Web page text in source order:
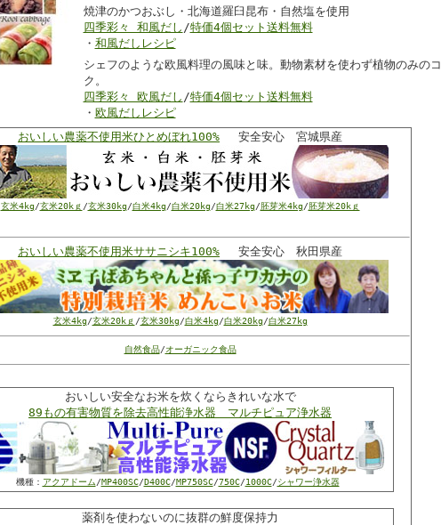
焼津のかつおぶし・北海道羅臼昆布・自然塩を使用
四季彩々 和風だし /特価4個セット送料無料
・ 和風だしレシピ
シェフのような欧風料理の風味と味。動物素材を使わず植物のみのコ
ク。
四季彩々 欧風だし /特価4個セット送料無料
・ 欧風だしレシピ
おいしい農薬不使用米ひとめぼれ100% 安全安心 宮城県産
玄米4kg/玄米20kｇ /玄米30kg/白米4kg/白米20kg/白米27kg/胚芽米4kg/胚芽米20kｇ
おいしい農薬不使用米ササニシキ100% 安全安心 秋田県産
玄米4kg/玄米20kｇ /玄米30kg/白米4kg/白米20kg/白米27kg
自然食品/オーガニック食品
おいしい安全なお米を炊くならきれいな水で
89もの有害物質を除去高性能浄水器 マルチピュア浄水器
機種： アクアドーム/MP400SC/D400C/MP750SC/750C/1000C/シャワー浄水器
薬剤を使わないのに抜群の鮮度保持力